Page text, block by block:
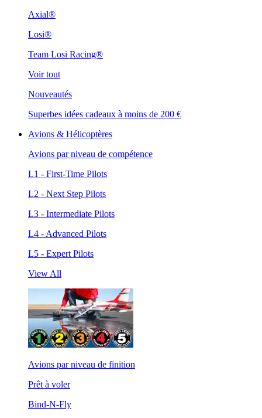
Axial®
Losi®
Team Losi Racing®
Voir tout
Nouveautés
Superbes idées cadeaux à moins de 200 €
Avions & Hélicoptères
Avions par niveau de compétence
L1 - First-Time Pilots
L2 - Next Step Pilots
L3 - Intermediate Pilots
L4 - Advanced Pilots
L5 - Expert Pilots
View All
Avions par niveau de finition
Prêt à voler
Bind-N-Fly